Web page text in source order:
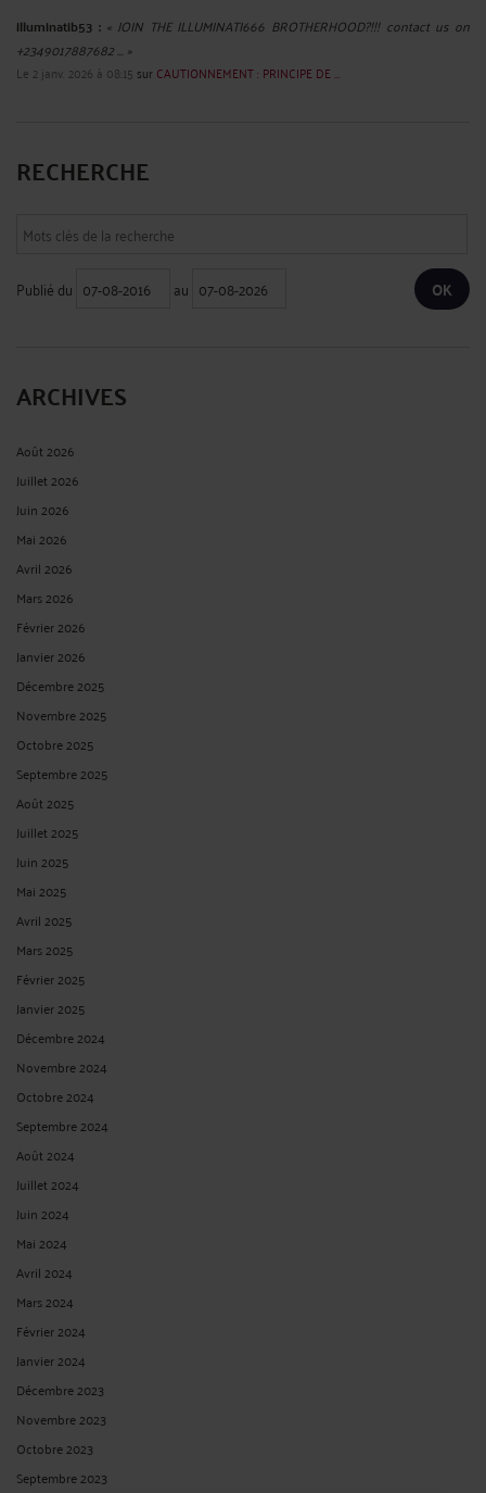
illuminatib53 : « JOIN THE ILLUMINATI666 BROTHERHOOD?!!! contact us on
+2349017887682 ... »
Le 2 janv. 2026 à 08:15 sur CAUTIONNEMENT : PRINCIPE DE ...
RECHERCHE
Publié du au
ARCHIVES
Août 2026
Juillet 2026
Juin 2026
Mai 2026
Avril 2026
Mars 2026
Février 2026
Janvier 2026
Décembre 2025
Novembre 2025
Octobre 2025
Septembre 2025
Août 2025
Juillet 2025
Juin 2025
Mai 2025
Avril 2025
Mars 2025
Février 2025
Janvier 2025
Décembre 2024
Novembre 2024
Octobre 2024
Septembre 2024
Août 2024
Juillet 2024
Juin 2024
Mai 2024
Avril 2024
Mars 2024
Février 2024
Janvier 2024
Décembre 2023
Novembre 2023
Octobre 2023
Septembre 2023